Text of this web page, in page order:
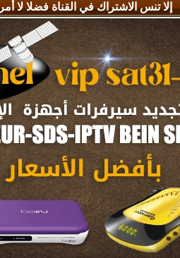
إلا تنس الاشتراك في القناة فضلا لا